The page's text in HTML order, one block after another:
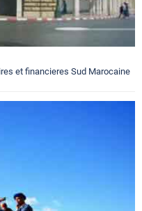
et financieres Sud Marocaine